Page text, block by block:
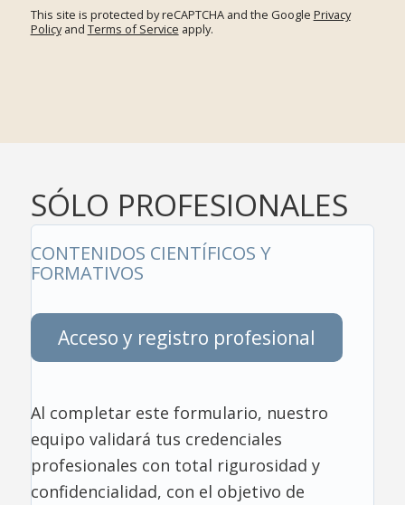
This site is protected by reCAPTCHA and the Google Privacy
Policyand Terms of Service apply.
SÓLO PROFESIONALES
CONTENIDOS CIENTÍFICOS Y
FORMATIVOS
Acceso y registro profesional
Al completar este formulario, nuestro
equipo validará tus credenciales
profesionales con total rigurosidad y
confidencialidad, con el objetivo de